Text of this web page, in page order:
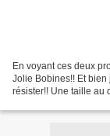
En voyant ces deux
Jolie Bobines!! Et
résister!! Une taille au